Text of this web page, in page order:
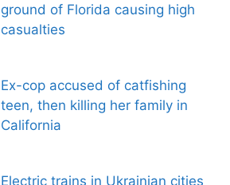
ground of Florida causing high
casualties
Ex-cop accused of catfishing
teen, then killing her family in
California
Electric trains in Ukrainian cities